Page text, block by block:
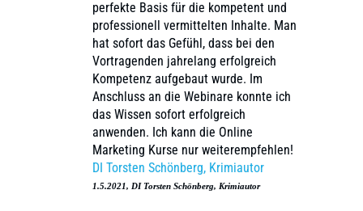
perfekte Basis für die kompetent und
professionell vermittelten Inhalte. Man
hat sofort das Gefühl, dass bei den
Vortragenden jahrelang erfolgreich
Kompetenz aufgebaut wurde. Im
Anschluss an die Webinare konnte ich
das Wissen sofort erfolgreich
anwenden. Ich kann die Online
Marketing Kurse nur weiterempfehlen!
DI Torsten Schönberg, Krimiautor
1.5.2021, DI Torsten Schönberg, Krimiautor